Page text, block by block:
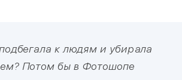
к людям и убирала
Потом бы в Фотошопе